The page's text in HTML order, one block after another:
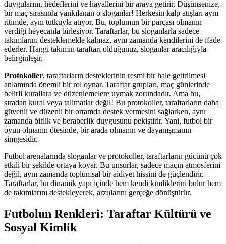
duygularını, hedeflerini ve hayallerini bir araya getirir. Düşünsenize,
bir maç sırasında yankılanan o sloganlar! Herkesin kalp atışları aynı
ritimde, aynı tutkuyla atıyor. Bu, toplumun bir parçası olmanın
verdiği heyecanla birleşiyor. Taraftarlar, bu sloganlarla sadece
takımlarını desteklemekle kalmaz, aynı zamanda kendilerini de ifade
ederler. Hangi takımın taraftarı olduğunuz, sloganlar aracılığıyla
belirginleşir.
Protokoller, taraftarların desteklerinin resmi bir hale getirilmesi
anlamında önemli bir rol oynar. Taraftar grupları, maç günlerinde
belirli kurallara ve düzenlemelere uymak zorundadır. Ama bu,
sıradan kural veya talimatlar değil! Bu protokoller, taraftarların daha
güvenli ve düzenli bir ortamda destek vermesini sağlarken, aynı
zamanda birlik ve beraberlik duygusunu pekiştirir. Yani, futbol bir
oyun olmanın ötesinde, bir arada olmanın ve dayanışmanın
simgesidir.
Futbol arenalarında sloganlar ve protokoller, taraftarların gücünü çok
etkili bir şekilde ortaya koyar. Bu unsurlar, sadece maçın atmosferini
değil, aynı zamanda toplumsal bir aidiyet hissini de güçlendirir.
Taraftarlar, bu dinamik yapı içinde hem kendi kimliklerini bulur hem
de takımlarını destekleyerek, arzularını gerçeğe dönüştürür.
Futbolun Renkleri: Taraftar Kültürü ve
Sosyal Kimlik